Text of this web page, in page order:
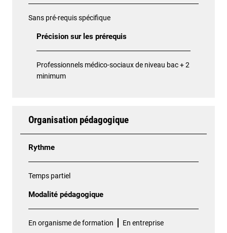
Sans pré-requis spécifique
Précision sur les prérequis
Professionnels médico-sociaux de niveau bac + 2
minimum
Organisation pédagogique
Rythme
Temps partiel
Modalité pédagogique
En organisme de formation En entreprise